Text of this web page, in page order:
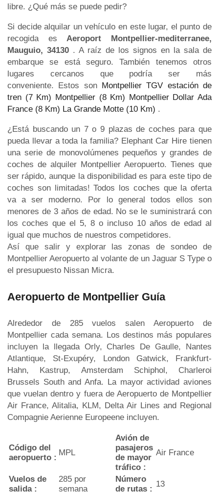
libre. ¿Qué más se puede pedir?
Si decide alquilar un vehículo en este lugar, el punto de
recogida es Aeroport Montpellier-mediterranee,
Mauguio, 34130 . A raíz de los signos en la sala de
embarque se está seguro. También tenemos otros
lugares cercanos que podría ser más
conveniente. Estos son Montpellier TGV estación de
tren (7 Km) Montpellier (8 Km) Montpellier Dollar Ada
France (8 Km) La Grande Motte (10 Km) .
¿Está buscando un 7 o 9 plazas de coches para que
pueda llevar a toda la familia? Elephant Car Hire tienen
una serie de monovolúmenes pequeños y grandes de
coches de alquiler Montpellier Aeropuerto. Tienes que
ser rápido, aunque la disponibilidad es para este tipo de
coches son limitadas! Todos los coches que la oferta
va a ser moderno. Por lo general todos ellos son
menores de 3 años de edad. No se le suministrará con
los coches que el 5, 8 o incluso 10 años de edad al
igual que muchos de nuestros competidores.
Así que salir y explorar las zonas de sondeo de
Montpellier Aeropuerto al volante de un Jaguar S Type o
el presupuesto Nissan Micra.
Aeropuerto de Montpellier Guía
Alrededor de 285 vuelos salen Aeropuerto de
Montpellier cada semana. Los destinos más populares
incluyen la llegada Orly, Charles De Gaulle, Nantes
Atlantique, St-Exupéry, London Gatwick, Frankfurt-
Hahn, Kastrup, Amsterdam Schiphol, Charleroi
Brussels South and Anfa. La mayor actividad aviones
que vuelan dentro y fuera de Aeropuerto de Montpellier
Air France, Alitalia, KLM, Delta Air Lines and Regional
Compagnie Aerienne Europeene incluyen.
Código del
aeropuerto :
MPL
Avión de
pasajeros
de mayor
tráfico :
Air France
Vuelos de
salida :
285 por
semana
Número
de rutas :
13